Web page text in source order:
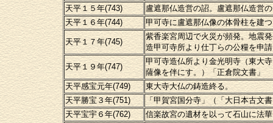
天平１５年(743)
盧遮那仏造営の詔。盧遮那仏造営
天平１６年(744)
甲可寺に盧遮那仏像の体骨柱を建
天平１７年(745)
紫香楽宮周辺で火災が頻発。地震
造甲可寺所より仕丁らの公糧を申
天平１９年(747)
甲可寺造仏所より金光明寺（東大
薩像を伴にす。）「正倉院文書」
天平感宝元年(749)
東大寺大仏の鋳造終る。
天平勝宝３年(751)
「甲賀宮国分寺」（「大日本古文
天平宝宇６年(762)
信楽故宮の遺材を以って石山に法